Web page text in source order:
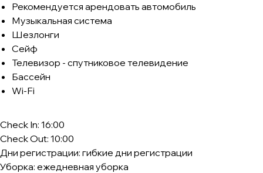
Рекомендуется арендовать автомобиль
Музыкальная система
Шезлонги
Сейф
Телевизор - спутниковое телевидение
Бассейн
Wi-Fi
Check In: 16:00
Check Out: 10:00
Дни регистрации: гибкие дни регистрации
Уборка: ежедневная уборка